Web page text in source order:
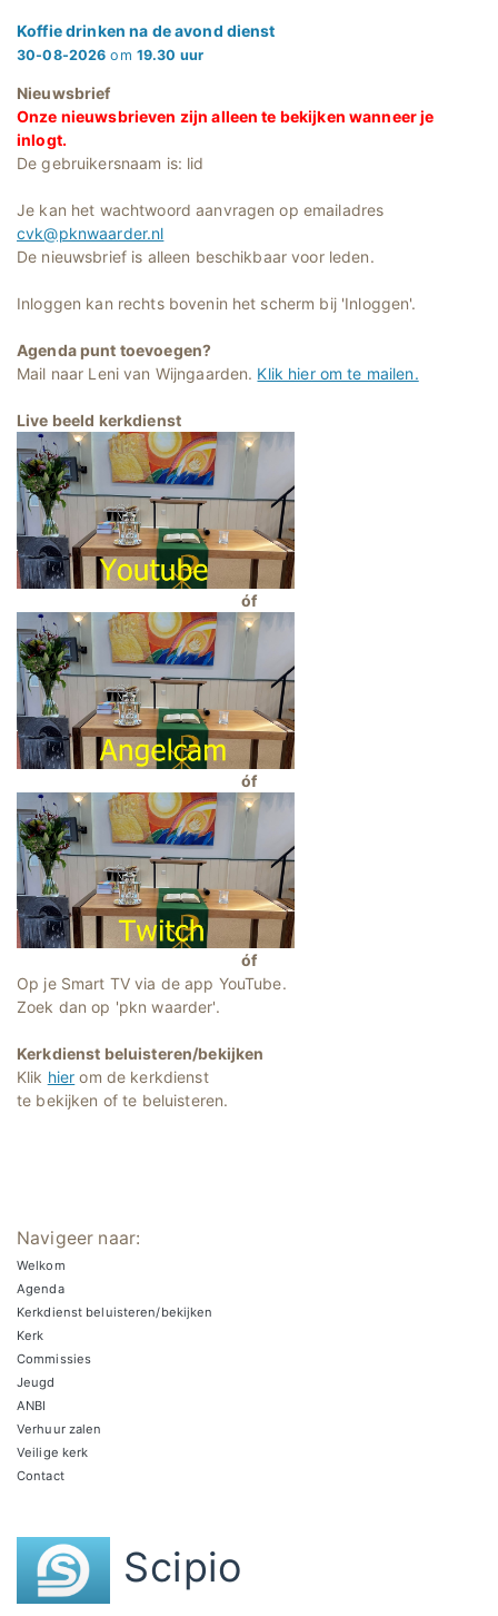
Koffie drinken na de avond dienst
30-08-2026 om 19.30 uur
Nieuwsbrief
Onze nieuwsbrieven zijn alleen te bekijken wanneer je
inlogt.
De gebruikersnaam is: lid
Je kan het wachtwoord aanvragen op emailadres
cvk@pknwaarder.nl
De nieuwsbrief is alleen beschikbaar voor leden.
Inloggen kan rechts bovenin het scherm bij 'Inloggen'.
Agenda punt toevoegen?
Mail naar Leni van Wijngaarden. Klik hier om te mailen.
Live beeld kerkdienst
óf
óf
óf
Op je Smart TV via de app YouTube.
Zoek dan op 'pkn waarder'.
Kerkdienst beluisteren/bekijken
Klik hier om de kerkdienst
te bekijken of te beluisteren.
Navigeer naar:
Welkom
Agenda
Kerkdienst beluisteren/bekijken
Kerk
Commissies
Jeugd
ANBI
Verhuur zalen
Veilige kerk
Contact
Scipio